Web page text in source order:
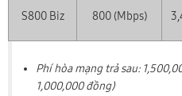
S800 Biz 800 (Mbps)
Phí hòa mạng trả sau:
1,000,000 đồng)